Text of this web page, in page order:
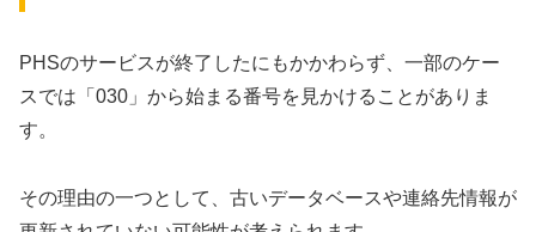
PHSのサービスが終了したにもかかわらず、一部のケー
スでは「030」から始まる番号を見かけることがありま
す。
その理由の一つとして、古いデータベースや連絡先情報が